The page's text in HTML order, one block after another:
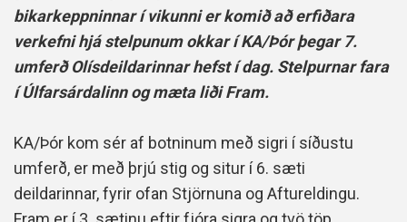
bikarkeppninnar í vikunni er komið að erfiðara
verkefni hjá stelpunum okkar í KA/Þór þegar 7.
umferð Olísdeildarinnar hefst í dag. Stelpurnar fara
í Úlfarsárdalinn og mæta liði Fram.
KA/Þór kom sér af botninum með sigri í síðustu
umferð, er með þrjú stig og situr í 6. sæti
deildarinnar, fyrir ofan Stjörnuna og Aftureldingu.